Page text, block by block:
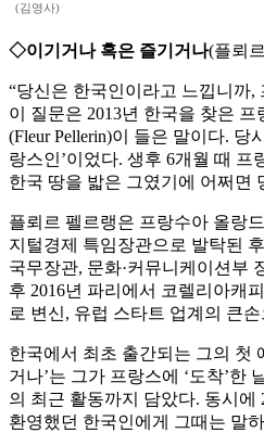
(김영사)
◇이기거나 혹은 즐기거나(플뢰
“당신은 한국인이라고 느낍니까,
이 질문은 2013년 한국을 찾은
(Fleur Pellerin)이 들은 말이다. 당
랑스인’이었다. 생후 6개월 때 프
한국 땅을 밟은 그였기에 어쩌면
플뢰르 펠르랭은 프랑수아 올랑
지털경제 특임장관으로 발탁된
국무장관, 문화·커뮤니케이션부
후 2016년 파리에서 코렐리아캐
로 변신, 유럽 스타트 업계의 큰
한국에서 최초 출간되는 그의 첫
거나’는 그가 프랑스에 ‘도착’한
의 최근 활동까지 담았다. 동시에
환영했던 한국인에게 그때는 말